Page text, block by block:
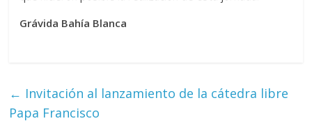
Grávida Bahía Blanca
← Invitación al lanzamiento de la cátedra libre
Papa Francisco